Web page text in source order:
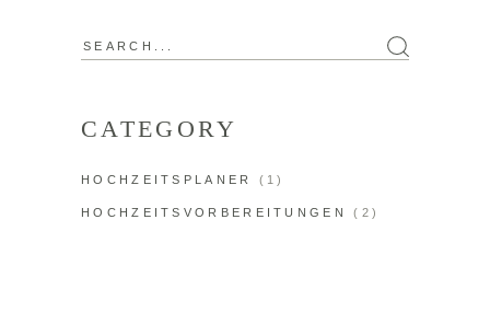
CATEGORY
HOCHZEITSPLANER (1)
HOCHZEITSVORBEREITUNGEN (2)